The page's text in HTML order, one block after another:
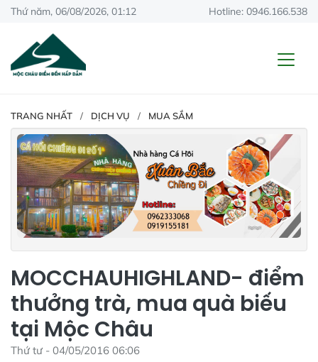
Thứ năm, 06/08/2026, 01:12 Hotline: 0946.166.538
TRANG NHẤT DỊCH VỤ MUA SẮM
MOCCHAUHIGHLAND- điểm
thưởng trà, mua quà biếu
tại Mộc Châu
Thứ tư - 04/05/2016 06:06